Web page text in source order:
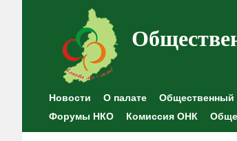
Новости О палате Общественный
Форумы НКО
Комиссия ОНК